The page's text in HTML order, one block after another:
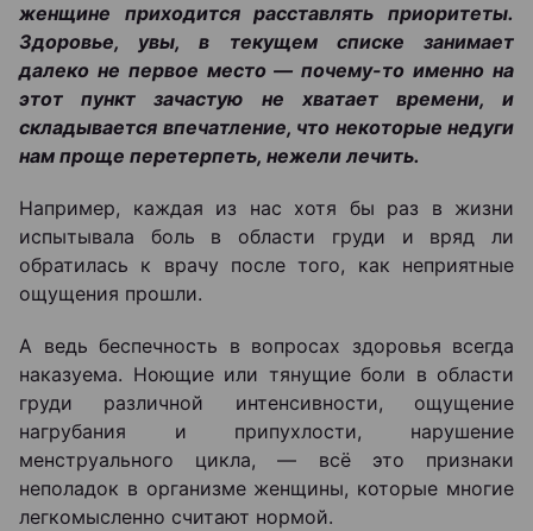
женщине приходится расставлять приоритеты.
Здоровье, увы, в текущем списке занимает
далеко не первое место — почему-то именно на
этот пункт зачастую не хватает времени, и
складывается впечатление, что некоторые недуги
нам проще перетерпеть, нежели лечить.
Например, каждая из нас хотя бы раз в жизни
испытывала боль в области груди и вряд ли
обратилась к врачу после того, как неприятные
ощущения прошли.
А ведь беспечность в вопросах здоровья всегда
наказуема. Ноющие или тянущие боли в области
груди различной интенсивности, ощущение
нагрубания и припухлости, нарушение
менструального цикла, — всё это признаки
неполадок в организме женщины, которые многие
легкомысленно считают нормой.